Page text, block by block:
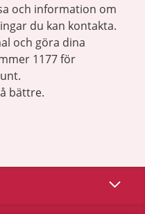
och information om
du kan kontakta.
och göra dina
1177 för
bättre.
Visa